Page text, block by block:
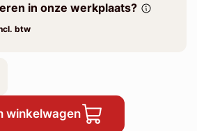
in onze werkplaats?
btw
winkelwagen